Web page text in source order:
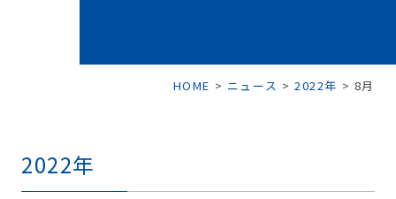
HOME > ニュース > 2022年 > 8月
2022年